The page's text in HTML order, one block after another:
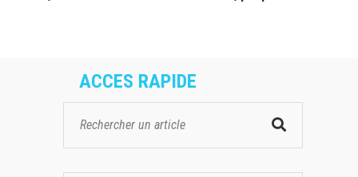
ACCES RAPIDE